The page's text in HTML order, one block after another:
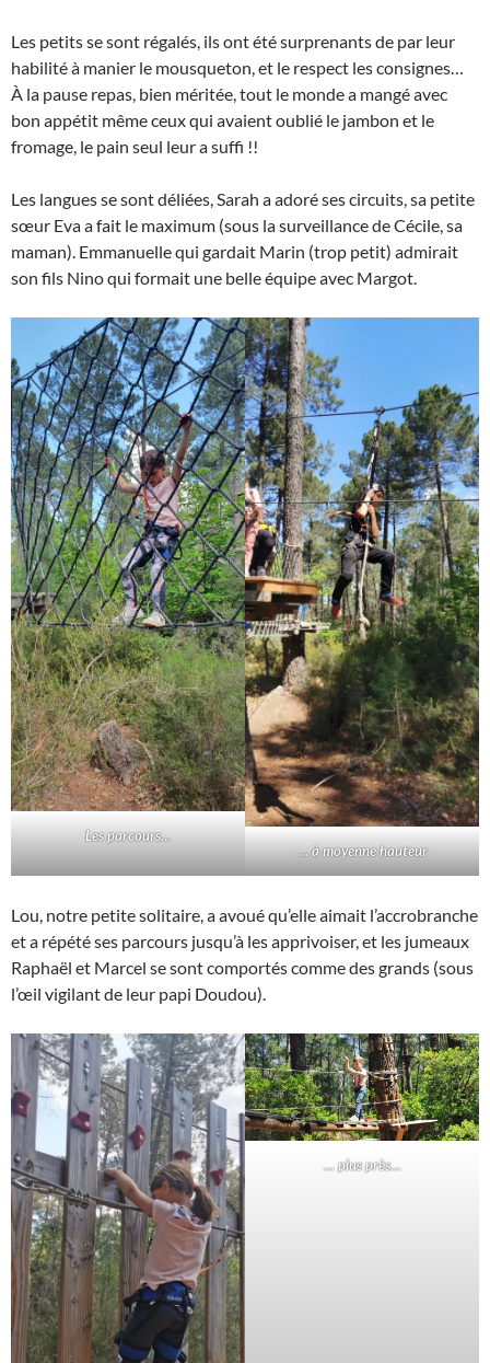
Les petits se sont régalés, ils ont été surprenants de par leur
habilité à manier le mousqueton, et le respect les consignes…
À la pause repas, bien méritée, tout le monde a mangé avec
bon appétit même ceux qui avaient oublié le jambon et le
fromage, le pain seul leur a suffi !!
Les langues se sont déliées, Sarah a adoré ses circuits, sa petite
sœur Eva a fait le maximum (sous la surveillance de Cécile, sa
maman). Emmanuelle qui gardait Marin (trop petit) admirait
son fils Nino qui formait une belle équipe avec Margot.
Les parcours…
… à moyenne hauteur
Lou, notre petite solitaire, a avoué qu’elle aimait l’accrobranche
et a répété ses parcours jusqu’à les apprivoiser, et les jumeaux
Raphaël et Marcel se sont comportés comme des grands (sous
l’œil vigilant de leur papi Doudou).
… plus près…